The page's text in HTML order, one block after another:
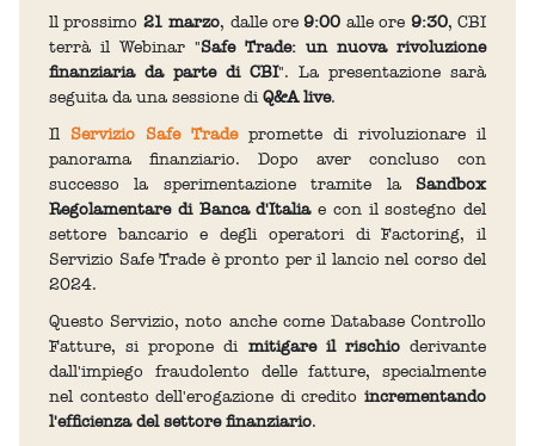
ll prossimo 21 marzo, dalle ore9:00 alle ore 9:30, CBI
terrà il Webinar "Safe Trade: un nuova rivoluzione
finanziaria da parte di CBI". La presentazione sarà
seguita da una sessione diQ&A live.
Il Servizio Safe Tradepromette di rivoluzionare il
panorama finanziario. Dopo aver concluso con
successo la sperimentazione tramite la Sandbox
Regolamentare di Banca d'Italiae con il sostegno del
settore bancario e degli operatori di Factoring, il
Servizio Safe Trade è pronto per il lancio nel corso del
2024.
Questo Servizio, noto anche come Database Controllo
Fatture, si propone di mitigare il rischioderivante
dall'impiego fraudolento delle fatture, specialmente
nel contesto dell'erogazione di credito incrementando
l'efficienza del settore finanziario.